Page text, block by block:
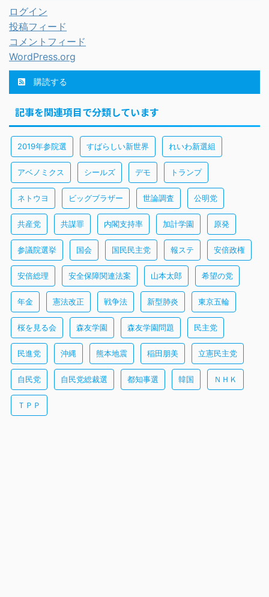
ログイン
投稿フィード
コメントフィード
WordPress.org
購読する
記事を関連項目で分類しています
2019年参院選 すばらしい新世界 れいわ新選組
アベノミクス シールズ デモ トランプ
ネトウヨ ビッグブラザー 世論調査 公明党
共産党 共謀罪 内閣支持率 加計学園 原発
参議院選挙 国会 国民民主党 報ステ 安倍政権
安倍総理 安全保障関連法案 山本太郎 希望の党
年金 憲法改正 戦争法 新型肺炎 東京五輪
桜を見る会 森友学園 森友学園問題 民主党
民進党 沖縄 熊本地震 稲田朋美 立憲民主党
自民党 自民党総裁選 都知事選 韓国 ＮＨＫ
ＴＰＰ